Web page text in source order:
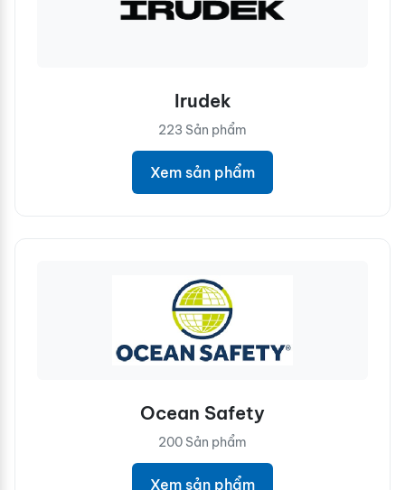
Irudek
223 Sản phẩm
Xem sản phẩm
Ocean Safety
200 Sản phẩm
Xem sản phẩm